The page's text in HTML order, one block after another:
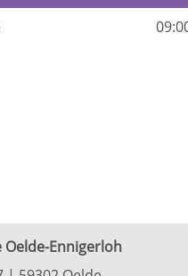
Ennigerloh